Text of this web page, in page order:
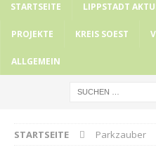
STARTSEITE LIPPSTADT
PROJEKTE KREIS SOEST
ALLGEMEIN
STARTSEITE Parkzauber